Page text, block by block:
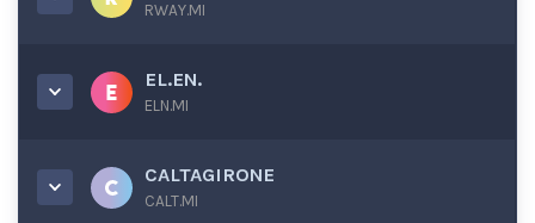
RWAY.MI
EL.EN.
ELN.MI
CALTAGIRONE
CALT.MI